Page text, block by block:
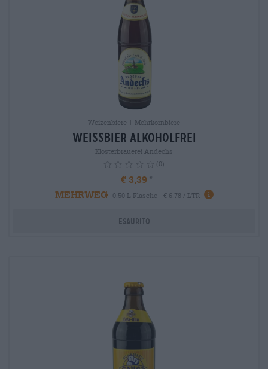
Weizenbiere | Mehrkornbiere
Weissbier alkoholfrei
Klosterbrauerei Andechs
(0)
€ 3,39
MEHRWEG
0,50 L Flasche - € 6,78 / LTR info
Esaurito